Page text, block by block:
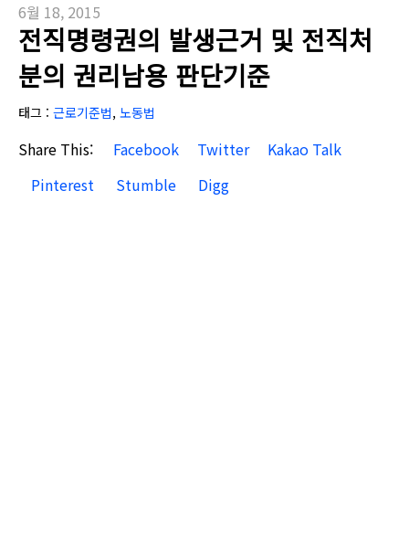
6월 18, 2015
전직명령권의 발생근거 및 전직처
분의 권리남용 판단기준
태그 : 근로기준법, 노동법
Share This: Facebook Twitter
Kakao Talk
Pinterest
Stumble Digg